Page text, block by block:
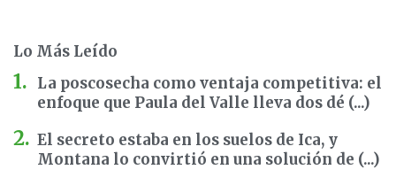
Lo Más Leído
La poscosecha como ventaja competitiva: el
enfoque que Paula del Valle lleva dos dé (...)
El secreto estaba en los suelos de Ica, y
Montana lo convirtió en una solución de (...)